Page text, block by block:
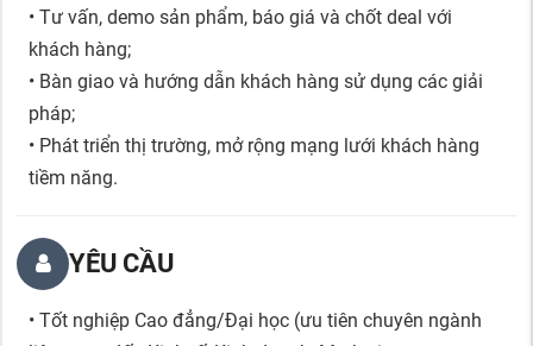
• Tư vấn, demo sản phẩm, báo giá và chốt deal với
khách hàng;
• Bàn giao và hướng dẫn khách hàng sử dụng các giải
pháp;
• Phát triển thị trường, mở rộng mạng lưới khách hàng
tiềm năng.
YÊU CẦU
• Tốt nghiệp Cao đẳng/Đại học (ưu tiên chuyên ngành